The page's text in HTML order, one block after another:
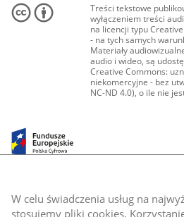
W celu świadczenia usług na
stosujemy pliki cookies.
Treści tekstowe
wyłączeniem treści
na licencji typu
- na tych samych
Materiały
audio i wideo, są
Creative Commons:
niekomercyjne - bez
NC-ND 4.0), o ile nie